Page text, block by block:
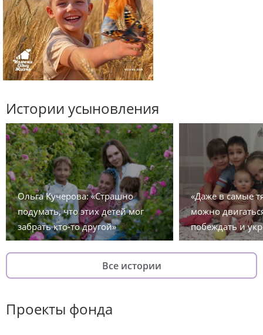
Истории усыновления
Ольга Кучерова: «Страшно
подумать, что этих детей мог
забрать кто-то другой»
«Даже в самые
можно
побеждать и
Все истории
Проекты фонда